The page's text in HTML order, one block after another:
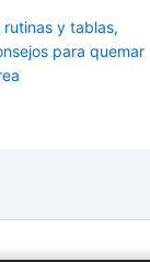
rutinas y tablas,
para quemar